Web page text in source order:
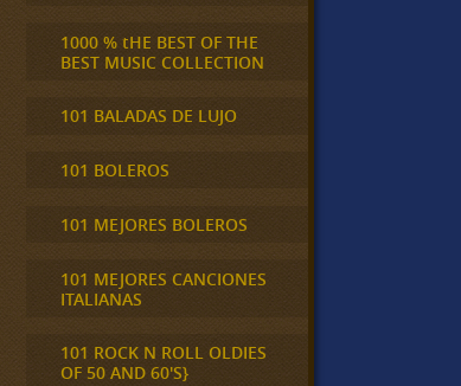
1000 % tHE BEST OF THE
BEST MUSIC COLLECTION
101 BALADAS DE LUJO
101 BOLEROS
101 MEJORES BOLEROS
101 MEJORES CANCIONES
ITALIANAS
101 ROCK N ROLL OLDIES
OF 50 AND 60'S}